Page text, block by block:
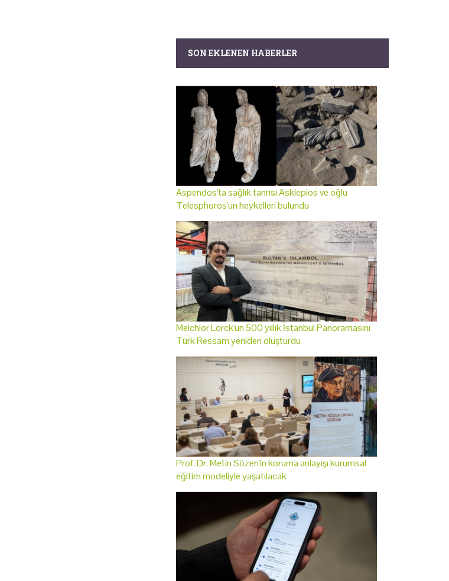
SON EKLENEN HABERLER
Aspendos'ta sağlık tanrısı Asklepios ve oğlu
Telesphoros'un heykelleri bulundu
Melchior Lorck'un 500 yıllık İstanbul Panoramasını
Türk Ressam yeniden oluşturdu
Prof. Dr. Metin Sözen'in koruma anlayışı kurumsal
eğitim modeliyle yaşatılacak